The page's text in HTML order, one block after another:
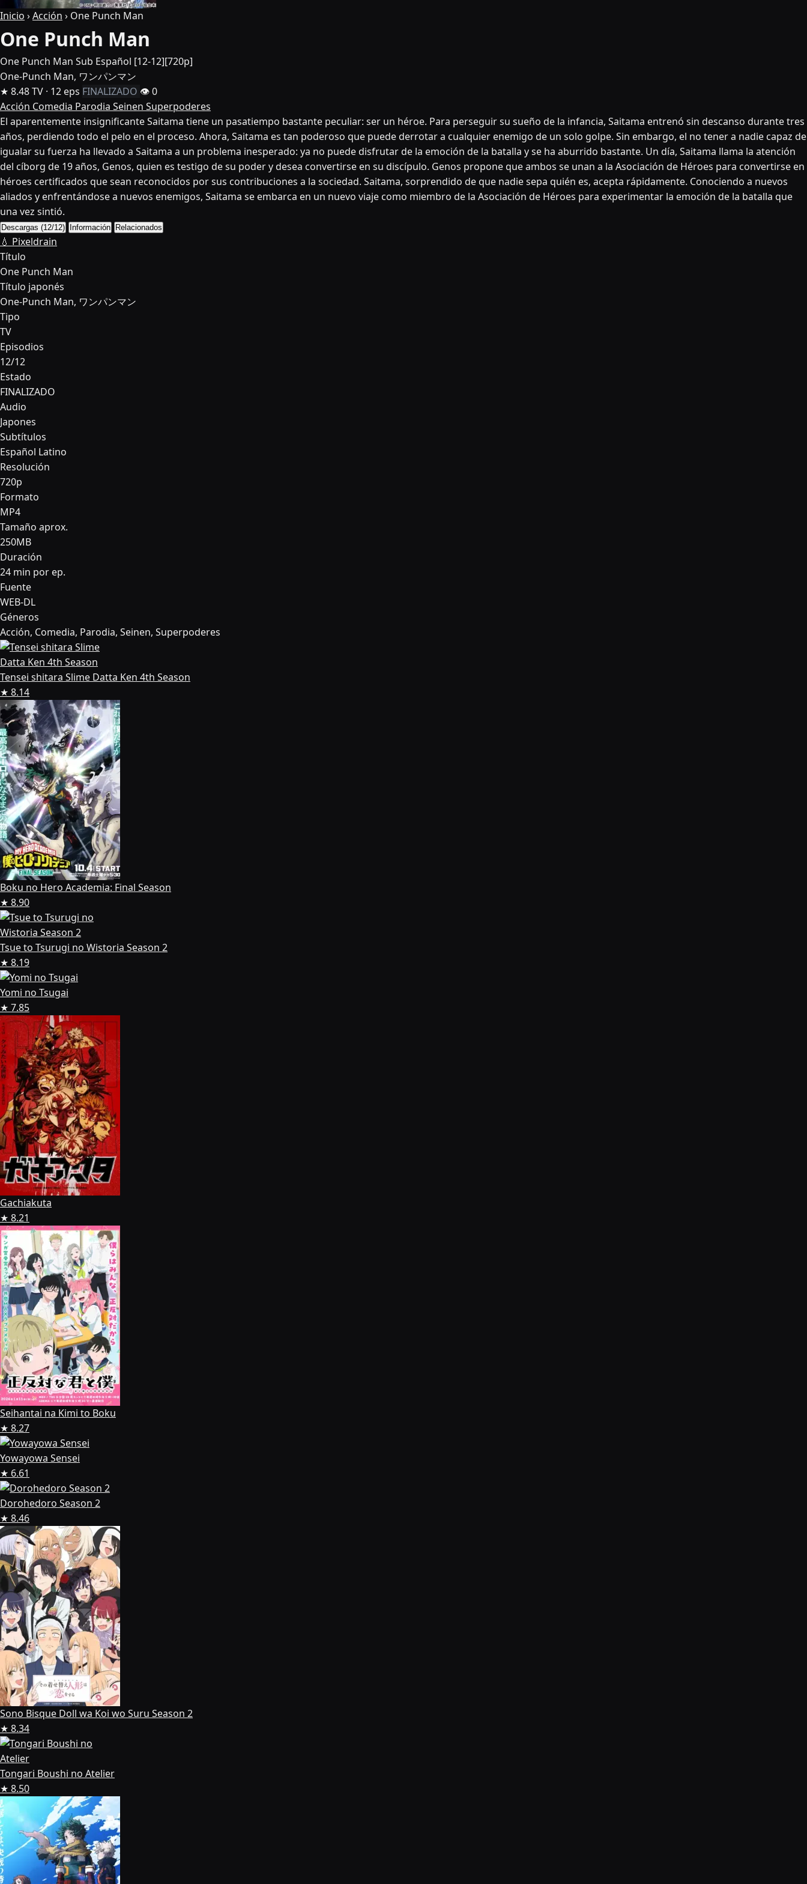
Inicio ›Acción › One Punch Man
One Punch Man
One Punch Man Sub Español [12-12][720p]
One-Punch Man, ワンパンマン
★ 8.48TV · 12 eps FINALIZADO 👁 0
Acción Comedia Parodia Seinen Superpoderes
El aparentemente insignificante Saitama tiene un pasatiempo bastante peculiar: ser un héroe. Para perseguir su sueño de la infancia, Saitama entrenó sin descanso durante tres
años, perdiendo todo el pelo en el proceso. Ahora, Saitama es tan poderoso que puede derrotar a cualquier enemigo de un solo golpe. Sin embargo, el no tener a nadie capaz de
igualar su fuerza ha llevado a Saitama a un problema inesperado: ya no puede disfrutar de la emoción de la batalla y se ha aburrido bastante. Un día, Saitama llama la atención
del cíborg de 19 años, Genos, quien es testigo de su poder y desea convertirse en su discípulo. Genos propone que ambos se unan a la Asociación de Héroes para convertirse en
héroes certificados que sean reconocidos por sus contribuciones a la sociedad. Saitama, sorprendido de que nadie sepa quién es, acepta rápidamente. Conociendo a nuevos
aliados y enfrentándose a nuevos enemigos, Saitama se embarca en un nuevo viaje como miembro de la Asociación de Héroes para experimentar la emoción de la batalla que
una vez sintió.
Descargas (12/12) Información Relacionados
💧 Pixeldrain
Título
One Punch Man
Título japonés
One-Punch Man, ワンパンマン
Tipo
TV
Episodios
12/12
Estado
FINALIZADO
Audio
Japones
Subtítulos
Español Latino
Resolución
720p
Formato
MP4
Tamaño aprox.
250MB
Duración
24 min por ep.
Fuente
WEB-DL
Géneros
Acción, Comedia, Parodia, Seinen, Superpoderes
Tensei shitara Slime Datta Ken 4th Season
★ 8.14
Boku no Hero Academia: Final Season
★ 8.90
Tsue to Tsurugi no Wistoria Season 2
★ 8.19
Yomi no Tsugai
★ 7.85
Gachiakuta
★ 8.21
Seihantai na Kimi to Boku
★ 8.27
Yowayowa Sensei
★ 6.61
Dorohedoro Season 2
★ 8.46
Sono Bisque Doll wa Koi wo Suru Season 2
★ 8.34
Tongari Boushi no Atelier
★ 8.50